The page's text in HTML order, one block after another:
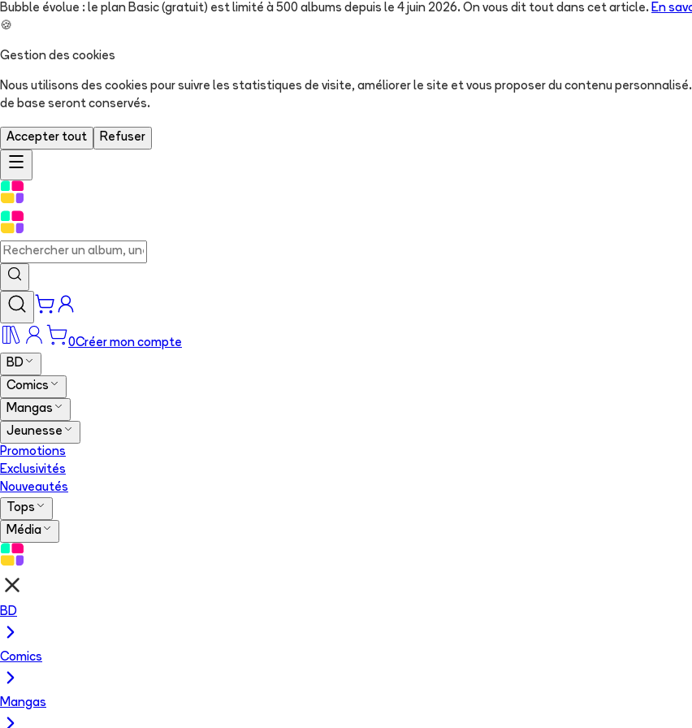
Bubble évolue : le plan Basic (gratuit) est limité à 500 albums depuis le 4 juin 2026. On vous dit tout dans cet article. En
🍪
Gestion des cookies
Nous utilisons des cookies pour suivre les statistiques de visite, améliorer le site et vous proposer du contenu
de base seront conservés.
Accepter tout Refuser
0Créer mon compte
BD
Comics
Mangas
Jeunesse
Promotions
Exclusivités
Nouveautés
Tops
Média
BD
Comics
Mangas